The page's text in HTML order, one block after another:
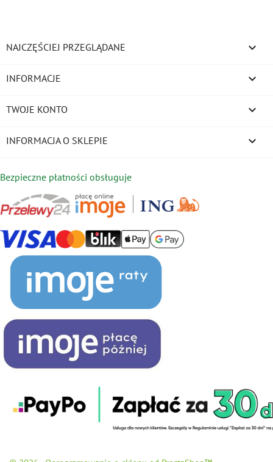
NAJCZĘŚCIEJ PRZEGLĄDANE 
INFORMACJE 
TWOJE KONTO 
INFORMACJA O SKLEPIE keyboard_arrow_down
Bezpieczne płatności obsługuje